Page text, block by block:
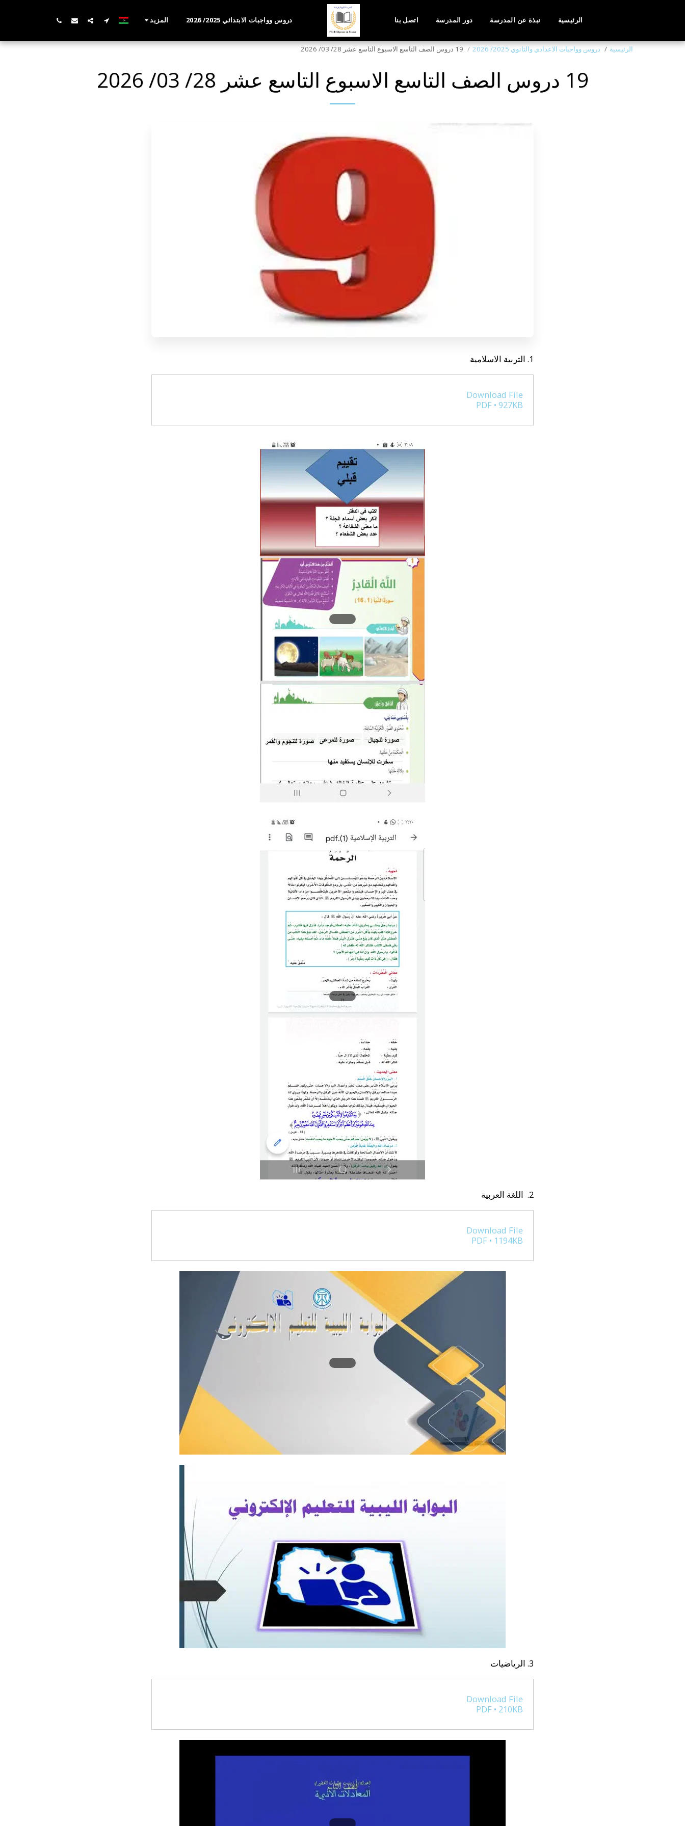
الرئيسية نبذة عن المدرسة دور المدرسة اتصل بنا دروس وواجبات الابتدائي 2025/ 2026 المزيد
الرئيسية دروس وواجبات الاعدادي والثانوي 2025/ 2026 19 دروس الصف التاسع الاسبوع التاسع عشر 28/ 03/ 2026
19 دروس الصف التاسع الاسبوع التاسع عشر 28/ 03/ 2026
1. التربية الاسلامية
Download File
PDF • 927KB
2. اللغة العربية
Download File
PDF • 1194KB
3. الرياضيات
Download File
PDF • 210KB